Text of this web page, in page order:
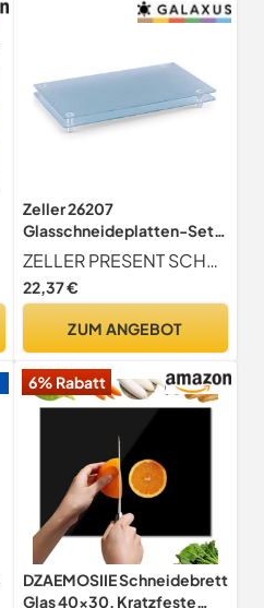
Zeller 26207
Glasschneideplatten-Set
2-tlg. f.4-
Plattenkochfeld, ca. 52 x
30 x 3 cm,
ZELLER PRESENT SCHÖNER LEBEN. PRAKTISCH WOHNEN.
22,37 €
ZUM ANGEBOT
6% Rabatt
DZAEMOSIIE Schneidebrett
Glas 40x30, Kratzfeste